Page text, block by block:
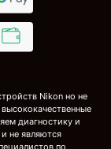
Nikon но не
диагностику и
не являются